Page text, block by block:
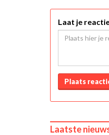
Laat je
Plaats
Laatste